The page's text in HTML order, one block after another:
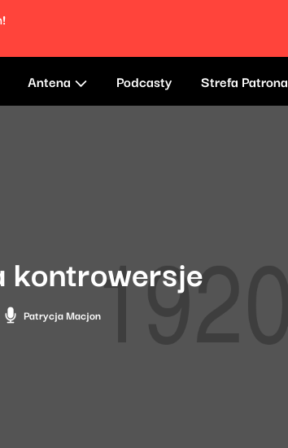
Antena Podcasty Strefa Patrona
kontrowersje
Patrycja Macjon